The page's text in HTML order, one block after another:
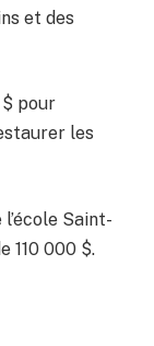
et des
$ pour
les
Saint-
110 000 $.